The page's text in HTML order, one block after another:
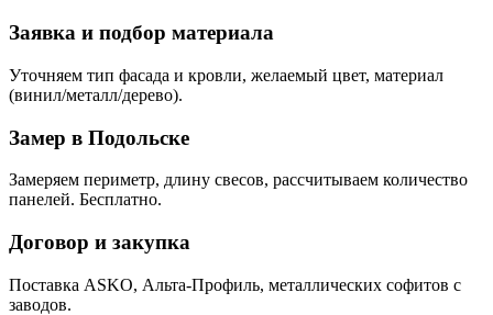
Заявка и подбор материала
Уточняем тип фасада и кровли, желаемый цвет, материал
(винил/металл/дерево).
Замер в Подольске
Замеряем периметр, длину свесов, рассчитываем количество
панелей. Бесплатно.
Договор и закупка
Поставка ASKO, Альта-Профиль, металлических софитов с
заводов.